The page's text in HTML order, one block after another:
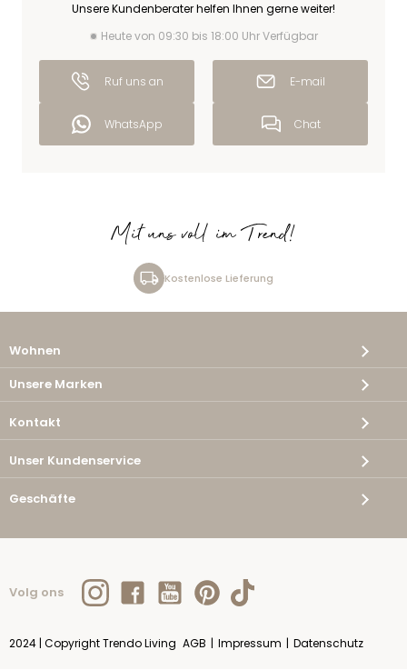
Unsere Kundenberater helfen Ihnen gerne weiter!
Heute von 09:30 bis 18:00 Uhr Verfügbar
Ruf uns an E-mail
WhatsApp Chat
Mit uns voll im Trend!
Kostenlose Lieferung
Wohnen
Unsere Marken
Kontakt
Unser Kundenservice
Geschäfte
Volg ons
2024 | Copyright Trendo Living AGB | Impressum | Datenschutz